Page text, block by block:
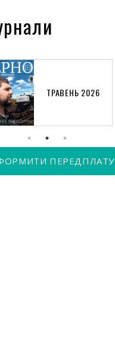
ТРАВЕНЬ 2026
ПЕРЕДПЛАТУ